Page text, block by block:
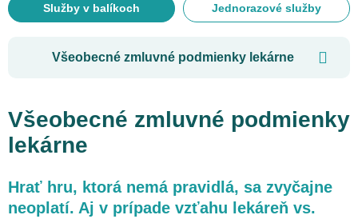
Služby v balíkoch Jednorazové služby
Všeobecné zmluvné podmienky lekárne
Právny newsletter pre lekárne
Webináre
Všeobecné zmluvné podmienky
lekárne
Hrať hru, ktorá nemá pravidlá, sa zvyčajne
neoplatí. Aj v prípade vzťahu lekáreň vs.